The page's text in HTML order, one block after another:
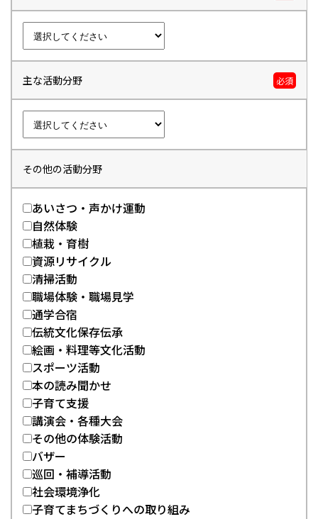
主な活動分野 必須
その他の活動分野
あいさつ・声かけ運動
自然体験
植栽・育樹
資源リサイクル
清掃活動
職場体験・職場見学
通学合宿
伝統文化保存伝承
絵画・料理等文化活動
スポーツ活動
本の読み聞かせ
子育て支援
講演会・各種大会
その他の体験活動
バザー
巡回・補導活動
社会環境浄化
子育てまちづくりへの取り組み